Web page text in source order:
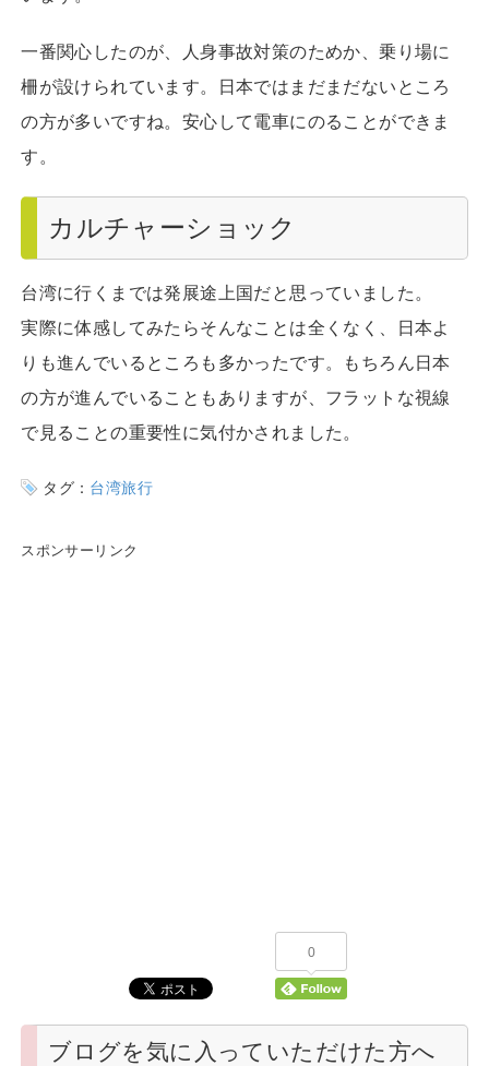
一番関心したのが、人身事故対策のためか、乗り場に
柵が設けられています。日本ではまだまだないところ
の方が多いですね。安心して電車にのることができま
す。
カルチャーショック
台湾に行くまでは発展途上国だと思っていました。
実際に体感してみたらそんなことは全くなく、日本よ
りも進んでいるところも多かったです。もちろん日本
の方が進んでいることもありますが、フラットな視線
で見ることの重要性に気付かされました。
タグ： 台湾旅行
スポンサーリンク
0
ブログを気に入っていただけた方へ